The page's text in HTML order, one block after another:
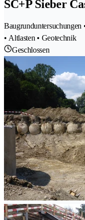
SC+P Sieber
• Altlasten • Geotechnik
Geschlossen